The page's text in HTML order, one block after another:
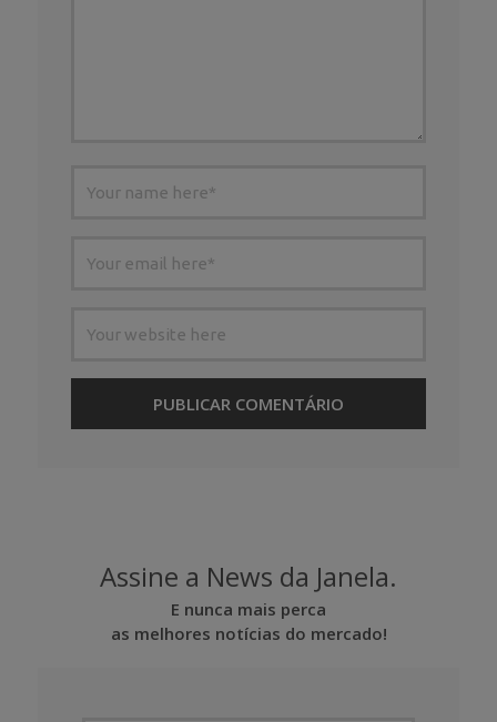
Assine a News da Janela.
E nunca mais perca
as melhores notícias do mercado!